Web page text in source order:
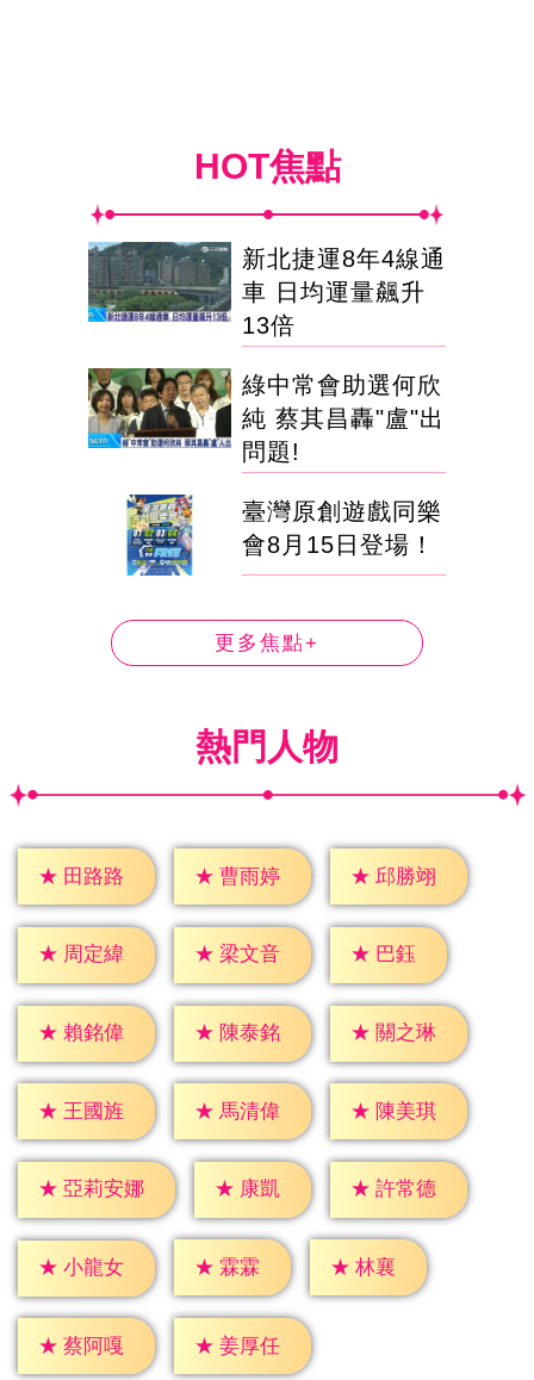
HOT焦點
新北捷運8年4線通
車 日均運量飆升
13倍
綠中常會助選何欣
純 蔡其昌轟"盧"出
問題!
臺灣原創遊戲同樂
會8月15日登場！
更多焦點+
熱門人物
★ 田路路 ★ 曹雨婷 ★ 邱勝翊
★ 周定緯 ★ 梁文音 ★ 巴鈺
★ 賴銘偉 ★ 陳泰銘 ★ 關之琳
★ 王國旌 ★ 馬清偉 ★ 陳美琪
★ 亞莉安娜 ★ 康凱 ★ 許常德
★ 小龍女 ★ 霖霖 ★ 林襄
★ 蔡阿嘎 ★ 姜厚任